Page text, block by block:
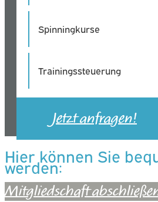
Spinningkurse
Trainingssteuerung
Jetzt anfragen!
Hier können Sie
werden:
Mitgliedschaft